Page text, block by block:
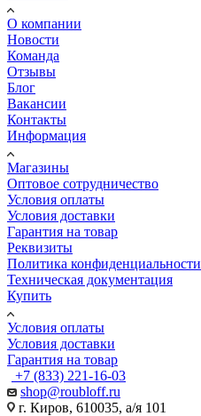
О компании
Новости
Команда
Отзывы
Блог
Вакансии
Контакты
Информация
Магазины
Оптовое сотрудничество
Условия оплаты
Условия доставки
Гарантия на товар
Реквизиты
Политика конфиденциальности
Техническая документация
Купить
Условия оплаты
Условия доставки
Гарантия на товар
+7 (833) 221-16-03
shop@roubloff.ru
г. Киров, 610035, а/я 101